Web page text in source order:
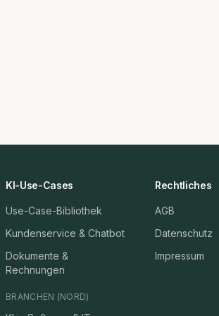
KI-Use-Cases
Use-Case-Bibliothek
Kundenservice & Chatbot
Dokumente &
Rechnungen
BRANCHEN (NORD)
Rechtliches
AGB
Datenschutz
Impressum